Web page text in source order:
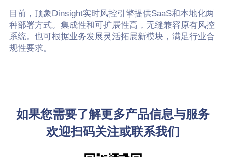
目前，顶象Dinsight实时风控引擎提供SaaS和本地化两
种部署方式。集成性和可扩展性高，无缝兼容原有风控
系统。也可根据业务发展灵活拓展新模块，满足行业合
规性要求。
如果您需要了解更多产品信息与服务
欢迎扫码关注或联系我们